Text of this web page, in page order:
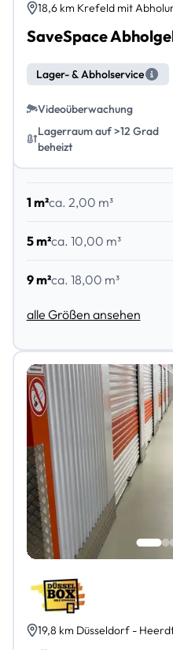
18,6 km Krefeld mit
Lager- & Abholservice
Videoüberwachung
Lagerraum auf >12 Grad
beheizt
1 m²ca. 2,00 m³
5 m²ca. 10,00 m³
9 m²ca. 18,00 m³
alle Größen ansehen
19,8 km Düsseldorf -